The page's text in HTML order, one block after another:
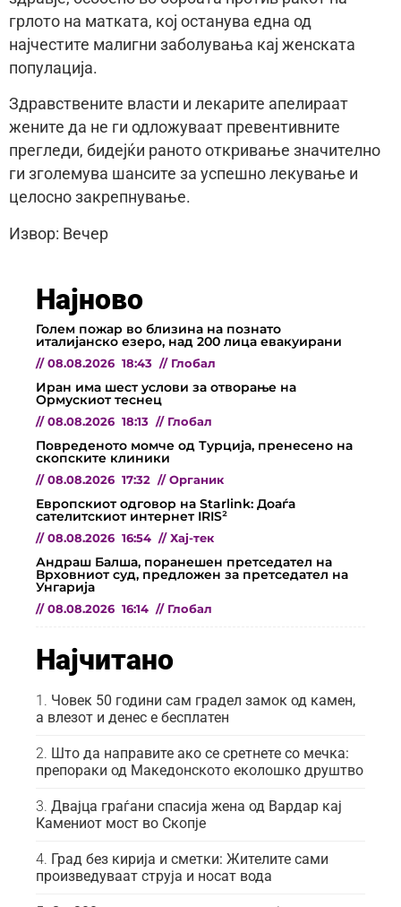
грлото на матката, кој останува една од
најчестите малигни заболувања кај женската
популација.
Здравствените власти и лекарите апелираат
жените да не ги одложуваат превентивните
прегледи, бидејќи раното откривање значително
ги зголемува шансите за успешно лекување и
целосно закрепнување.
Извор: Вечер
Најново
Голем пожар во близина на познато
италијанско езеро, над 200 лица евакуирани
// 08.08.2026 18:43 // Глобал
Иран има шест услови за отворање на
Ормускиот теснец
// 08.08.2026 18:13 // Глобал
Повреденото момче од Турција, пренесено на
скопските клиники
// 08.08.2026 17:32 // Органик
Европскиот одговор на Starlink: Доаѓа
сателитскиот интернет IRIS²
// 08.08.2026 16:54 // Хај-тек
Андраш Балша, поранешен претседател на
Врховниот суд, предложен за претседател на
Унгарија
// 08.08.2026 16:14 // Глобал
Најчитано
Човек 50 години сам градел замок од камен,
а влезот и денес е бесплатен
Што да направите ако се сретнете со мечка:
препораки од Македонското еколошко друштво
Двајца граѓани спасија жена од Вардар кај
Камениот мост во Скопје
Град без кирија и сметки: Жителите сами
произведуваат струја и носат вода